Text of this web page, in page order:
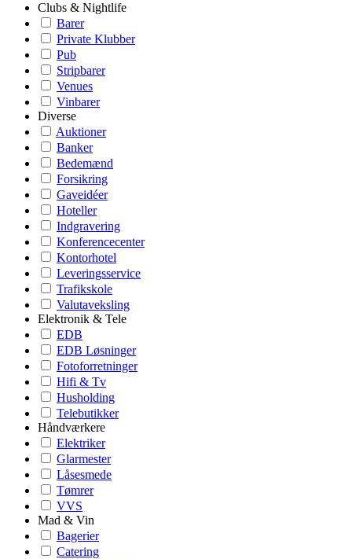
Clubs & Nightlife
Barer
Private Klubber
Pub
Stripbarer
Venues
Vinbarer
Diverse
Auktioner
Banker
Bedemænd
Forsikring
Gaveidéer
Hoteller
Indgravering
Konferencecenter
Kontorhotel
Leveringsservice
Trafikskole
Valutaveksling
Elektronik & Tele
EDB
EDB Løsninger
Fotoforretninger
Hifi & Tv
Husholding
Telebutikker
Håndværkere
Elektriker
Glarmester
Låsesmede
Tømrer
VVS
Mad & Vin
Bagerier
Catering